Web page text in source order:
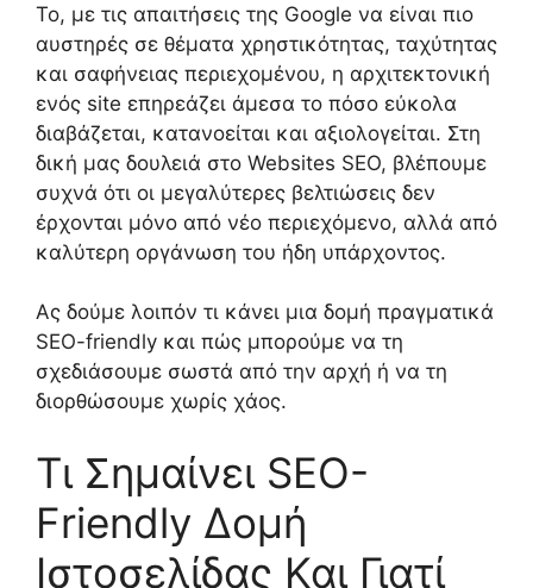
Το, με τις απαιτήσεις της Google να είναι πιο
αυστηρές σε θέματα χρηστικότητας, ταχύτητας
και σαφήνειας περιεχομένου, η αρχιτεκτονική
ενός site επηρεάζει άμεσα το πόσο εύκολα
διαβάζεται, κατανοείται και αξιολογείται. Στη
δική μας δουλειά στο Websites SEO, βλέπουμε
συχνά ότι οι μεγαλύτερες βελτιώσεις δεν
έρχονται μόνο από νέο περιεχόμενο, αλλά από
καλύτερη οργάνωση του ήδη υπάρχοντος.
Ας δούμε λοιπόν τι κάνει μια δομή πραγματικά
SEO-friendly και πώς μπορούμε να τη
σχεδιάσουμε σωστά από την αρχή ή να τη
διορθώσουμε χωρίς χάος.
Τι Σημαίνει SEO-
Friendly Δομή
Ιστοσελίδας Και Γιατί